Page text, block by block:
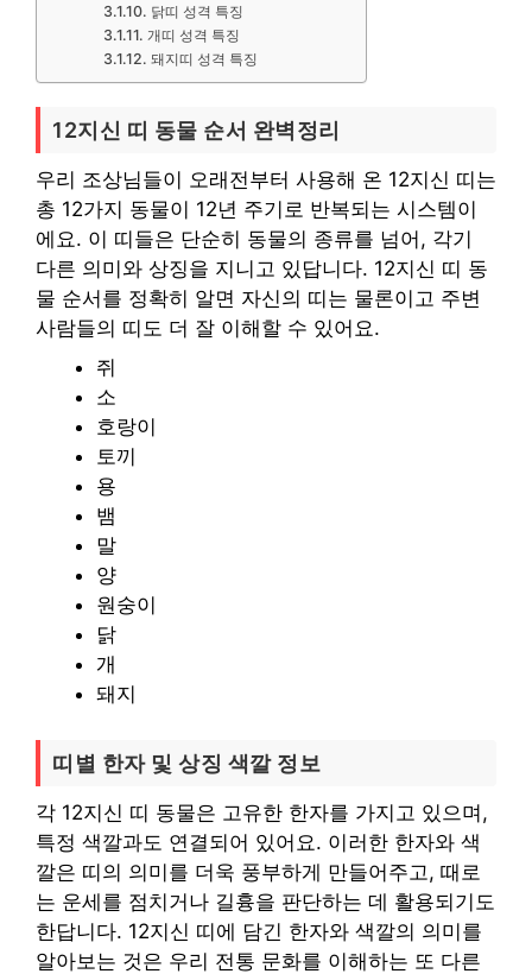
닭띠 성격 특징
개띠 성격 특징
돼지띠 성격 특징
12지신 띠 동물 순서 완벽정리
우리 조상님들이 오래전부터 사용해 온 12지신 띠는
총 12가지 동물이 12년 주기로 반복되는 시스템이
에요. 이 띠들은 단순히 동물의 종류를 넘어, 각기
다른 의미와 상징을 지니고 있답니다. 12지신 띠 동
물 순서를 정확히 알면 자신의 띠는 물론이고 주변
사람들의 띠도 더 잘 이해할 수 있어요.
쥐
소
호랑이
토끼
용
뱀
말
양
원숭이
닭
개
돼지
띠별 한자 및 상징 색깔 정보
각 12지신 띠 동물은 고유한 한자를 가지고 있으며,
특정 색깔과도 연결되어 있어요. 이러한 한자와 색
깔은 띠의 의미를 더욱 풍부하게 만들어주고, 때로
는 운세를 점치거나 길흉을 판단하는 데 활용되기도
한답니다. 12지신 띠에 담긴 한자와 색깔의 의미를
알아보는 것은 우리 전통 문화를 이해하는 또 다른